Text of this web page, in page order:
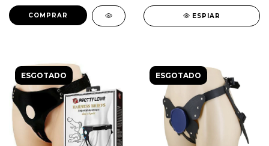
ESPIAR
ESGOTADO ESGOTADO